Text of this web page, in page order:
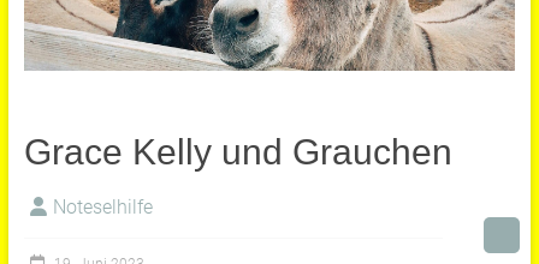
Grace Kelly und Grauchen
Noteselhilfe